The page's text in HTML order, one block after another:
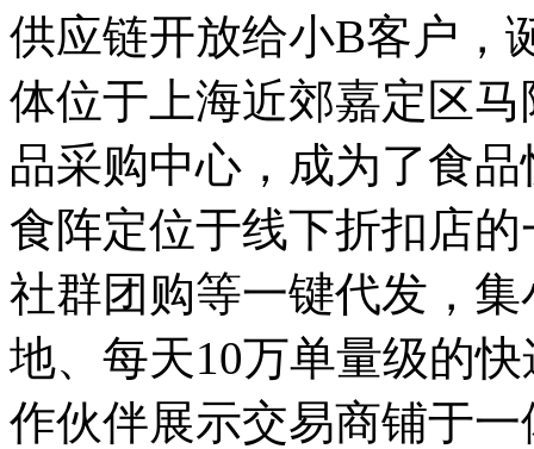
供应链开放给小B客户，
体位于上海近郊嘉定区
品采购中心，成为了食
食阵定位于线下折扣店
社群团购等一键代发，
地、每天10万单量级的
作伙伴展示交易商铺于